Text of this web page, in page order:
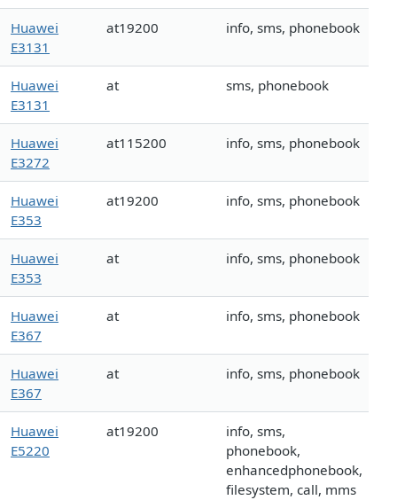
Huawei
E3131
at19200 info, sms, phonebook
Huawei
E3131
at sms, phonebook
Huawei
E3272
at115200 info, sms, phonebook
Huawei
E353
at19200 info, sms, phonebook
Huawei
E353
at info, sms, phonebook
Huawei
E367
at info, sms, phonebook
Huawei
E367
at info, sms, phonebook
Huawei
E5220
at19200
info, sms,
phonebook,
enhancedphonebook,
filesystem, call, mms